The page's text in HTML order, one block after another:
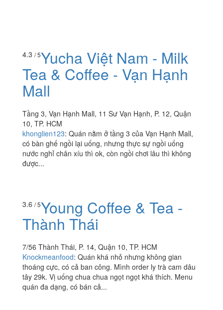
4.3 / 5Yucha Việt Nam - Milk
Tea & Coffee - Vạn Hạnh
Mall
Tầng 3, Vạn Hạnh Mall, 11 Sư Vạn Hạnh, P. 12, Quận
10, TP. HCM
khonglien123: Quán nằm ở tầng 3 của Vạn Hạnh Mall,
có bàn ghế ngồi lại uống, nhưng thực sự ngồi uống
nước nghỉ chân xíu thì ok, còn ngồi chơi lâu thì không
được...
3.6 / 5Young Coffee & Tea -
Thành Thái
7/56 Thành Thái, P. 14, Quận 10, TP. HCM
Knockmeanfood: Quán khá nhỏ nhưng không gian
thoáng cực, có cả ban công. Mình order ly trà cam dâu
tây 29k. Vị uống chua chua ngọt ngọt khá thích. Menu
quán đa dạng, có bán cả...